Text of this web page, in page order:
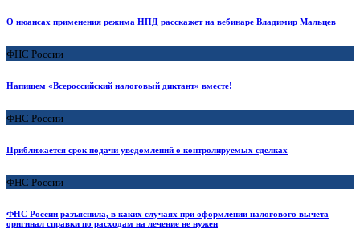
О нюансах применения режима НПД расскажет на вебинаре Владимир Мальцев
ФНС России
Напишем «Всероссийский налоговый диктант» вместе!
ФНС России
Приближается срок подачи уведомлений о контролируемых сделках
ФНС России
ФНС России разъяснила, в каких случаях при оформлении налогового вычета
оригинал справки по расходам на лечение не нужен